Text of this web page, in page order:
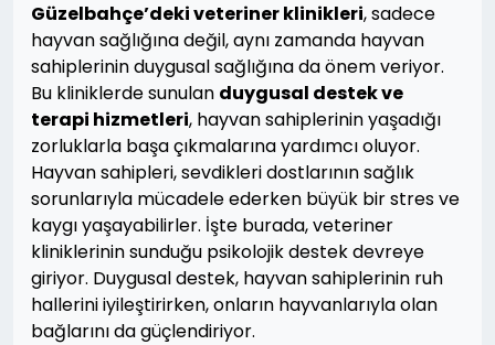
Güzelbahçe’deki veteriner klinikleri, sadece
hayvan sağlığına değil, aynı zamanda hayvan
sahiplerinin duygusal sağlığına da önem veriyor.
Bu kliniklerde sunulan duygusal destek ve
terapi hizmetleri, hayvan sahiplerinin yaşadığı
zorluklarla başa çıkmalarına yardımcı oluyor.
Hayvan sahipleri, sevdikleri dostlarının sağlık
sorunlarıyla mücadele ederken büyük bir stres ve
kaygı yaşayabilirler. İşte burada, veteriner
kliniklerinin sunduğu psikolojik destek devreye
giriyor. Duygusal destek, hayvan sahiplerinin ruh
hallerini iyileştirirken, onların hayvanlarıyla olan
bağlarını da güçlendiriyor.